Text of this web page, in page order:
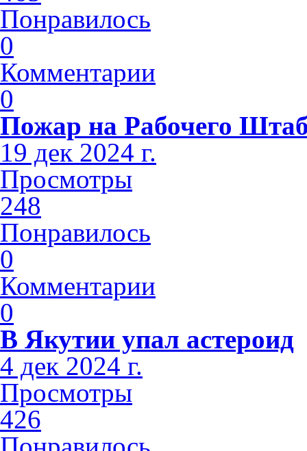
Понравилось
0
Комментарии
0
Пожар на Рабочего
19 дек 2024 г.
Просмотры
248
Понравилось
0
Комментарии
0
В Якутии упал астероид
4 дек 2024 г.
Просмотры
426